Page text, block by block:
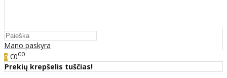
Mano paskyra
0 €000
Prekių krepšelis tuščias!